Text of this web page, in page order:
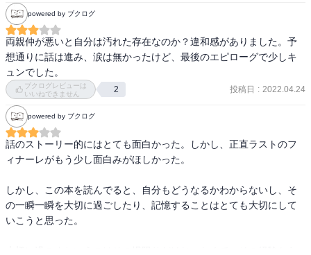
な」とは思いました。
個人的には三浦さんともっと仲良くなって、下の名前で呼び合うと
かあったら嬉しかったかも。
楽しかったです。
powered by ブクログ
両親仲が悪いと自分は汚れた存在なのか？違和感がありました。予
想通りに話は進み、涙は無かったけど、最後のエピローグで少しキ
ュンでした。
ブクログレビューは
いいねできません
2 投稿日 : 2022.04.24
powered by ブクログ
話のストーリー的にはとても面白かった。しかし、正直ラストのフ
ィナーレがもう少し面白みがほしかった。
しかし、この本を読んでると、自分もどうなるかわからないし、そ
の一瞬一瞬を大切に過ごしたり、記憶することはとても大切にして
いこうと思った。